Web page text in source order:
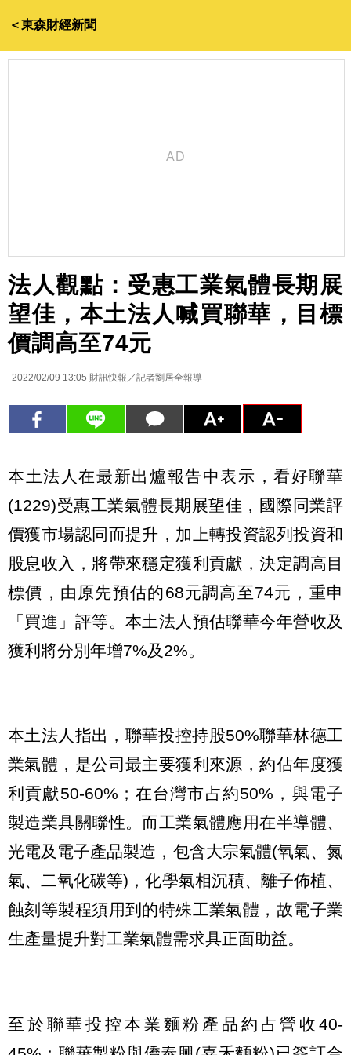
＜東森財經新聞
法人觀點：受惠工業氣體長期展
望佳，本土法人喊買聯華，目標
價調高至74元
2022/02/09 13:05 財訊快報／記者劉居全報導
本土法人在最新出爐報告中表示，看好聯華
(1229)受惠工業氣體長期展望佳，國際同業評
價獲市場認同而提升，加上轉投資認列投資和
股息收入，將帶來穩定獲利貢獻，決定調高目
標價，由原先預估的68元調高至74元，重申
「買進」評等。本土法人預估聯華今年營收及
獲利將分別年增7%及2%。
本土法人指出，聯華投控持股50%聯華林德工
業氣體，是公司最主要獲利來源，約佔年度獲
利貢獻50-60%；在台灣市占約50%，與電子
製造業具關聯性。而工業氣體應用在半導體、
光電及電子產品製造，包含大宗氣體(氧氣、氮
氣、二氧化碳等)，化學氣相沉積、離子佈植、
蝕刻等製程須用到的特殊工業氣體，故電子業
生產量提升對工業氣體需求具正面助益。
至於聯華投控本業麵粉產品約占營收40-